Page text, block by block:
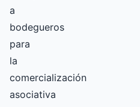
a
bodegueros
para
la
comercialización
asociativa